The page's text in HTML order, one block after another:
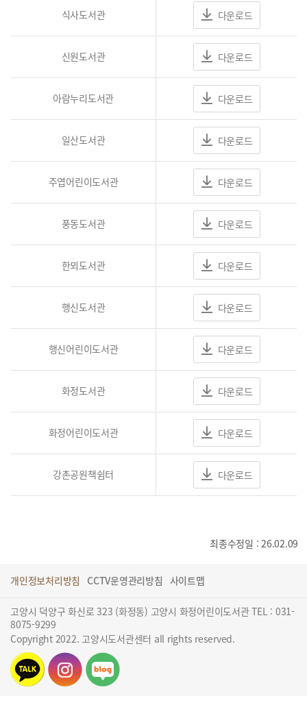
식사도서관 다운로드
신원도서관 다운로드
아람누리도서관 다운로드
일산도서관 다운로드
주엽어린이도서관 다운로드
풍동도서관 다운로드
한뫼도서관 다운로드
행신도서관 다운로드
행신어린이도서관 다운로드
화정도서관 다운로드
화정어린이도서관 다운로드
강촌공원책쉼터 다운로드
최종수정일 : 26.02.09
개인정보처리방침 CCTV운영관리방침 사이트맵
고양시 덕양구 화신로 323 (화정동) 고양시 화정어린이도서관 TEL : 031-
8075-9299
Copyright 2022. 고양시도서관센터 all rights reserved.